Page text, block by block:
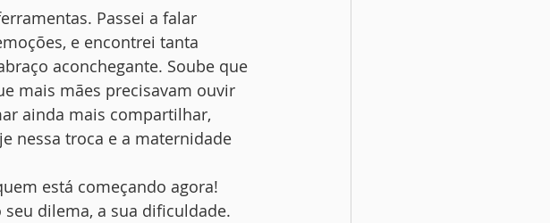
Passei a falar
e encontrei tanta
aconchegante. Soube que
mais mães precisavam ouvir
ainda mais compartilhar,
nessa troca e a maternidade
está começando agora!
dilema, a sua dificuldade.